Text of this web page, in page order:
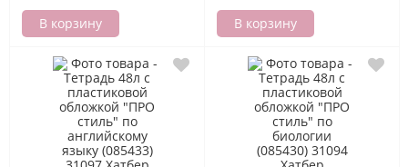
В корзину В корзину